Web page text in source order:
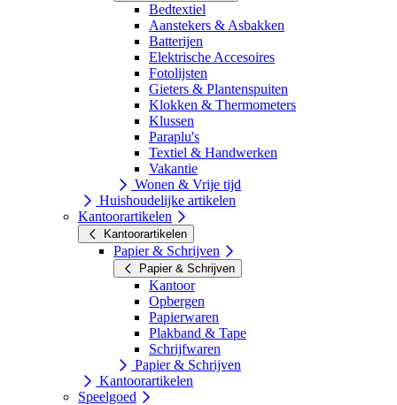
Bedtextiel
Aanstekers & Asbakken
Batterijen
Elektrische Accesoires
Fotolijsten
Gieters & Plantenspuiten
Klokken & Thermometers
Klussen
Paraplu's
Textiel & Handwerken
Vakantie
Wonen & Vrije tijd
Huishoudelijke artikelen
Kantoorartikelen
Kantoorartikelen
Papier & Schrijven
Papier & Schrijven
Kantoor
Opbergen
Papierwaren
Plakband & Tape
Schrijfwaren
Papier & Schrijven
Kantoorartikelen
Speelgoed